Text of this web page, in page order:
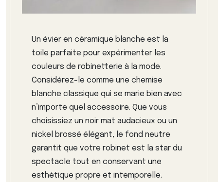
Un évier en céramique blanche est la
toile parfaite pour expérimenter les
couleurs de robinetterie à la mode.
Considérez-le comme une chemise
blanche classique qui se marie bien avec
n’importe quel accessoire. Que vous
choisissiez un noir mat audacieux ou un
nickel brossé élégant, le fond neutre
garantit que votre robinet est la star du
spectacle tout en conservant une
esthétique propre et intemporelle.